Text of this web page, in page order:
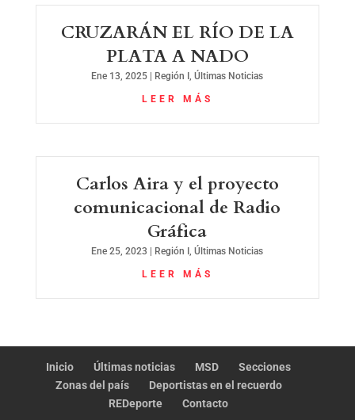
CRUZARÁN EL RÍO DE LA
PLATA A NADO
Ene 13, 2025 | Región I ,Últimas Noticias
LEER MÁS
Carlos Aira y el proyecto
comunicacional de Radio
Gráfica
Ene 25, 2023 | Región I,Últimas Noticias
LEER MÁS
Inicio Últimas noticias MSD
Secciones
Zonas del país
Deportistas en el recuerdo
REDeporte
Contacto